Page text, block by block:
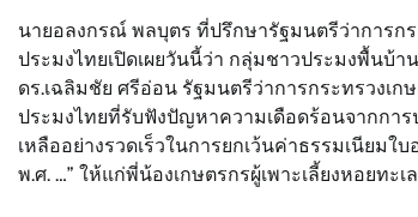
นายอลงกรณ์ พลบุตร ที่ปรึกษารัฐมนตรีว่าการ
ประมงไทยเปิดเผยวันนี้ว่า กลุ่มชาวประมงพื้นบ้
ดร.เฉลิมชัย ศรีอ่อน รัฐมนตรีว่าการกระทรวง
ประมงไทยที่รับฟังปัญหาความเดือดร้อนจากกา
เหลืออย่างรวดเร็วในการยกเว้นค่าธรรมเนียม
พ.ศ. …” ให้แก่พี่น้องเกษตรกรผู้เพาะเลี้ยงหอยทะ